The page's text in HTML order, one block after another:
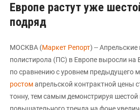
Европе растут уже
подряд
МОСКВА (Маркет Репорт) --
полистирола (ПС) в Европе выросли на
по сравнению с уровнем предыдущего
ростомапрельской контрактной цены
тонну, тем самым демонстрируя шестой